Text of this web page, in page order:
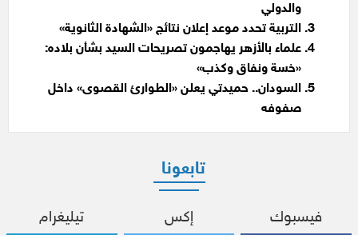
والدولي
التربية تحدد موعد إعلان نتائج «الشهادة الثانوية»
علماء بالأزهر يهاجمون تصريحات السيد بشأن بلاده:
«خسة ونفاق وكذب»
السودان.. حميدتي يعلن «الطوارئ القصوى» داخل
صفوفه
تابعونا
فيسبوك إكس تيليغرام